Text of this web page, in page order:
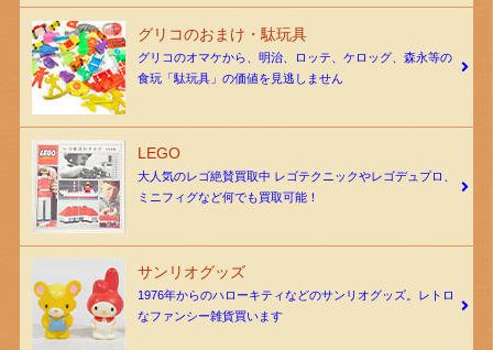
グリコのおまけ・駄玩具
グリコのオマケから、明治、ロッテ、ケロッグ、森永等の
食玩「駄玩具」の価値を見逃しません
LEGO
大人気のレゴ絶賛買取中 レゴテクニックやレゴデュプロ、
ミニフィグなど何でも買取可能！
サンリオグッズ
1976年からのハローキティなどのサンリオグッズ。レトロ
なファンシー雑貨買います